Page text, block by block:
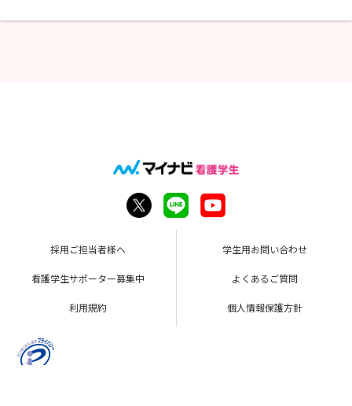
採用ご担当者様へ 学生用お問い合わせ
看護学生サポーター募集中 よくあるご質問
利用規約 個人情報保護方針